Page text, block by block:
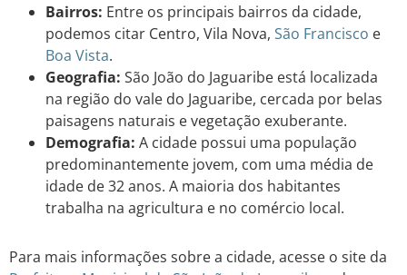
Bairros: Entre os principais bairros da cidade,
podemos citar Centro, Vila Nova, São Francisco e
Boa Vista.
Geografia: São João do Jaguaribe está localizada
na região do vale do Jaguaribe, cercada por belas
paisagens naturais e vegetação exuberante.
Demografia: A cidade possui uma população
predominantemente jovem, com uma média de
idade de 32 anos. A maioria dos habitantes
trabalha na agricultura e no comércio local.
Para mais informações sobre a cidade, acesse o site da